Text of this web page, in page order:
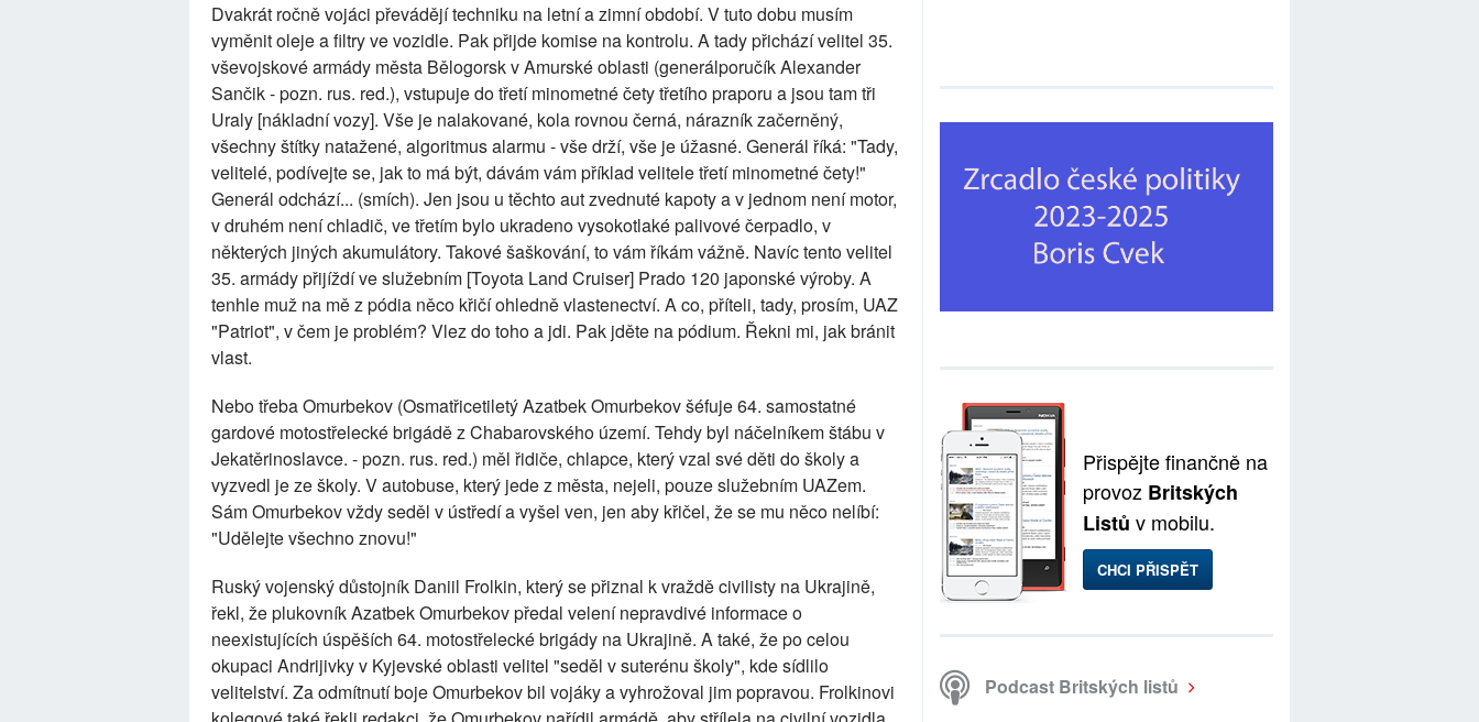
Dvakrát ročně vojáci převádějí techniku ​​na letní a zimní období. V tuto dobu musím
vyměnit oleje a filtry ve vozidle. Pak přijde komise na kontrolu. A tady přichází velitel 35.
vševojskové armády města Bělogorsk v Amurské oblasti (generálporučík Alexander
Sančik - pozn. rus. red.), vstupuje do třetí minometné čety třetího praporu a jsou tam tři
Uraly [nákladní vozy]. Vše je nalakované, kola rovnou černá, nárazník začerněný,
všechny štítky natažené, algoritmus alarmu - vše drží, vše je úžasné. Generál říká: "Tady,
velitelé, podívejte se, jak to má být, dávám vám příklad velitele třetí minometné čety!"
Generál odchází... (smích). Jen jsou u těchto aut zvednuté kapoty a v jednom není motor,
v druhém není chladič, ve třetím bylo ukradeno vysokotlaké palivové čerpadlo, v
některých jiných akumulátory. Takové šaškování, to vám říkám vážně. Navíc tento velitel
35. armády přijíždí ve služebním [Toyota Land Cruiser] Prado 120 japonské výroby. A
tenhle muž na mě z pódia něco křičí ohledně vlastenectví. A co, příteli, tady, prosím, UAZ
"Patriot", v čem je problém? Vlez do toho a jdi. Pak jděte na pódium. Řekni mi, jak bránit
vlast.
Nebo třeba Omurbekov (Osmatřicetiletý Azatbek Omurbekov šéfuje 64. samostatné
gardové motostřelecké brigádě z Chabarovského území. Tehdy byl náčelníkem štábu v
Jekatěrinoslavce. - pozn. rus. red.) měl řidiče, chlapce, který vzal své děti do školy a
vyzvedl je ze školy. V autobuse, který jede z města, nejeli, pouze služebním UAZem.
Sám Omurbekov vždy seděl v ústředí a vyšel ven, jen aby křičel, že se mu něco nelíbí:
"Udělejte všechno znovu!"
Ruský vojenský důstojník Daniil Frolkin, který se přiznal k vraždě civilisty na Ukrajině,
řekl, že plukovník Azatbek Omurbekov předal velení nepravdivé informace o
neexistujících úspěších 64. motostřelecké brigády na Ukrajině. A také, že po celou
okupaci Andrijivky v Kyjevské oblasti velitel "seděl v suterénu školy", kde sídlilo
velitelství. Za odmítnutí boje Omurbekov bil vojáky a vyhrožoval jim popravou. Frolkinovi
Přispějte finančně na
provoz Britských
Listů v mobilu.
CHCI PŘISPĚT
Podcast Britských listů